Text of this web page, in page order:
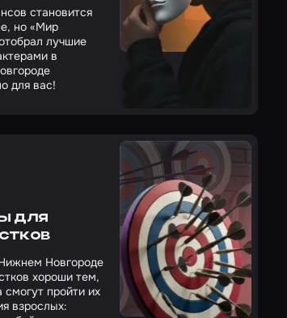
становится
но «Мир
лучшие
в
для вас!
для
Новгороде
хороши тем,
смогут пройти их
взрослых: